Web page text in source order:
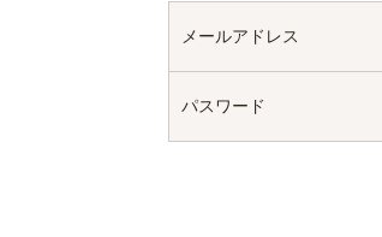
メールアドレス
パスワード